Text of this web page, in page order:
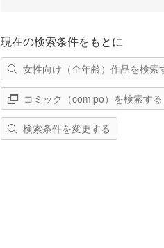
現在の検索条件をもとに
女性向け（全年齢）作品を検索
コミック（comipo）を検索する
検索条件を変更する